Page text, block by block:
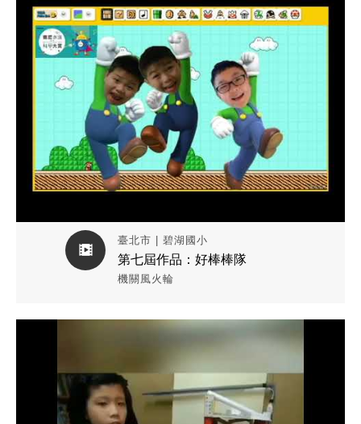
臺北市 | 碧湖國小
第七屆作品：好棒棒隊
機關風火輪
觀看作品影片